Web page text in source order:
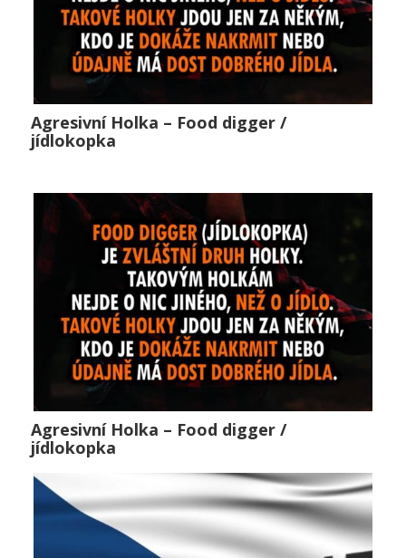
Agresivní Holka – Food digger / jídlokopka
Agresivní Holka – Food digger /
jídlokopka
0
Agresivní Holka – Food digger / jídlokopka
Agresivní Holka – Food digger /
jídlokopka
0